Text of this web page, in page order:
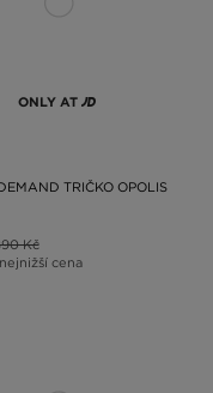
ONLY AT
TRIČKO OPOLIS
Kč
cena